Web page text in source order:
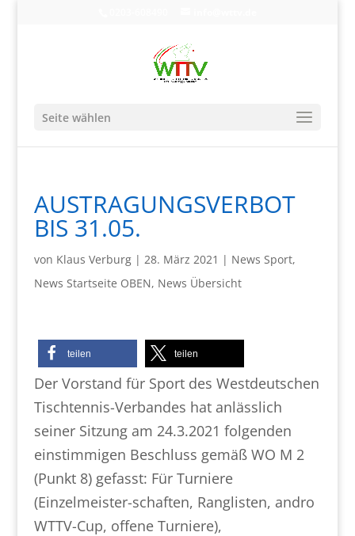
Seite wählen
AUSTRAGUNGSVERBOT
BIS 31.05.
von Klaus Verburg| 28. März 2021 | News Sport,
News Startseite OBEN, News Übersicht
teilen teilen
Der Vorstand für Sport des Westdeutschen
Tischtennis-Verbandes hat anlässlich
seiner Sitzung am 24.3.2021 folgenden
einstimmigen Beschluss gemäß WO M 2
(Punkt 8)gefasst: Für Turniere
(Einzelmeister-schaften, Ranglisten, andro
WTTV-Cup, offene Turniere),